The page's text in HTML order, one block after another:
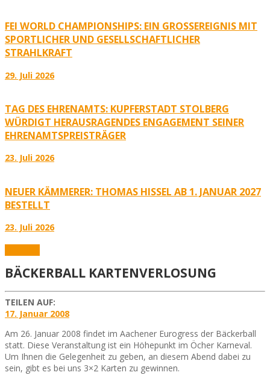
FEI WORLD CHAMPIONSHIPS: EIN GROSSEREIGNIS MIT S
PORTLICHER UND GESELLSCHAFTLICHER S
TRAHLKRAFT
29. Juli 2026
TAG DES EHRENAMTS: KUPFERSTADT STOLBERG
WÜRDIGT HERAUSRAGENDES ENGAGEMENT SEINER
EHRENAMTSPREISTRÄGER
23. Juli 2026
NEUER KÄMMERER: THOMAS HISSEL AB 1. JANUAR 2027
BESTELLT
23. Juli 2026
BÄCKERBALL KARTENVERLOSUNG
TEILEN AUF:
17. Januar 2008
Am 26. Januar 2008 findet im Aachener Eurogress der Bäckerball
statt. Diese Veranstaltung ist ein Höhepunkt im Öcher Karneval.
Um Ihnen die Gelegenheit zu geben, an diesem Abend dabei zu
sein, gibt es bei uns 3×2 Karten zu gewinnen.